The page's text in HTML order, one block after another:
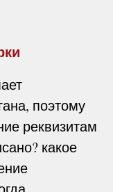
поэтому
реквизитам
какое